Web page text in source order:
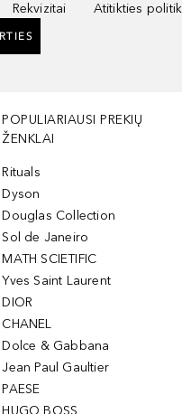
Rekvizitai Atitikties
POPULIARIAUSI PREKIŲ
ŽENKLAI
Rituals
Dyson
Douglas Collection
Sol de Janeiro
MATH SCIETIFIC
Yves Saint Laurent
DIOR
CHANEL
Dolce & Gabbana
Jean Paul Gaultier
PAESE
HUGO BOSS